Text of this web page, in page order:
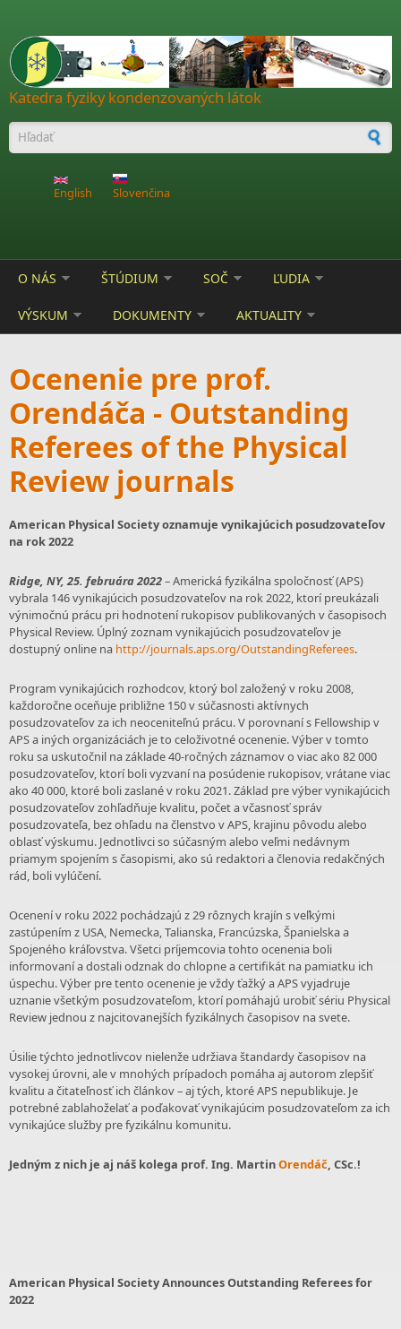
Katedra fyziky kondenzovaných látok
Vyhľadávanie
English Slovenčina
O NÁS ŠTÚDIUM SOČ ĽUDIA
VÝSKUM DOKUMENTY AKTUALITY
Ocenenie pre prof.
Orendáča - Outstanding
Referees of the Physical
Review journals
American Physical Society oznamuje vynikajúcich posudzovateľov
na rok 2022
Ridge, NY, 25. februára 2022– Americká fyzikálna spoločnosť (APS)
vybrala 146 vynikajúcich posudzovateľov na rok 2022, ktorí preukázali
výnimočnú prácu pri hodnotení rukopisov publikovaných v časopisoch
Physical Review. Úplný zoznam vynikajúcich posudzovateľov je
dostupný online na http://journals.aps.org/OutstandingReferees.
Program vynikajúcich rozhodcov, ktorý bol založený v roku 2008,
každoročne oceňuje približne 150 v súčasnosti aktívnych
posudzovateľov za ich neoceniteľnú prácu. V porovnaní s Fellowship v
APS a iných organizáciách je to celoživotné ocenenie. Výber v tomto
roku sa uskutočnil na základe 40-ročných záznamov o viac ako 82 000
posudzovateľov, ktorí boli vyzvaní na posúdenie rukopisov, vrátane viac
ako 40 000, ktoré boli zaslané v roku 2021. Základ pre výber vynikajúcich
posudzovateľov zohľadňuje kvalitu, počet a včasnosť správ
posudzovateľa, bez ohľadu na členstvo v APS, krajinu pôvodu alebo
oblasť výskumu. Jednotlivci so súčasným alebo veľmi nedávnym
priamym spojením s časopismi, ako sú redaktori a členovia redakčných
rád, boli vylúčení.
Ocenení v roku 2022 pochádzajú z 29 rôznych krajín s veľkými
zastúpením z USA, Nemecka, Talianska, Francúzska, Španielska a
Spojeného kráľovstva. Všetci príjemcovia tohto ocenenia boli
informovaní a dostali odznak do chlopne a certifikát na pamiatku ich
úspechu. Výber pre tento ocenenie je vždy ťažký a APS vyjadruje
uznanie všetkým posudzovateľom, ktorí pomáhajú urobiť sériu Physical
Review jednou z najcitovanejších fyzikálnych časopisov na svete.
Úsilie týchto jednotlivcov nielenže udržiava štandardy časopisov na
vysokej úrovni, ale v mnohých prípadoch pomáha aj autorom zlepšiť
kvalitu a čitateľnosť ich článkov – aj tých, ktoré APS nepublikuje. Je
potrebné zablahoželať a poďakovať vynikajúcim posudzovateľom za ich
vynikajúce služby pre fyzikálnu komunitu.
Jedným z nich je aj náš kolega prof. Ing. MartinOrendáč, CSc.!
American Physical Society Announces Outstanding Referees for
2022